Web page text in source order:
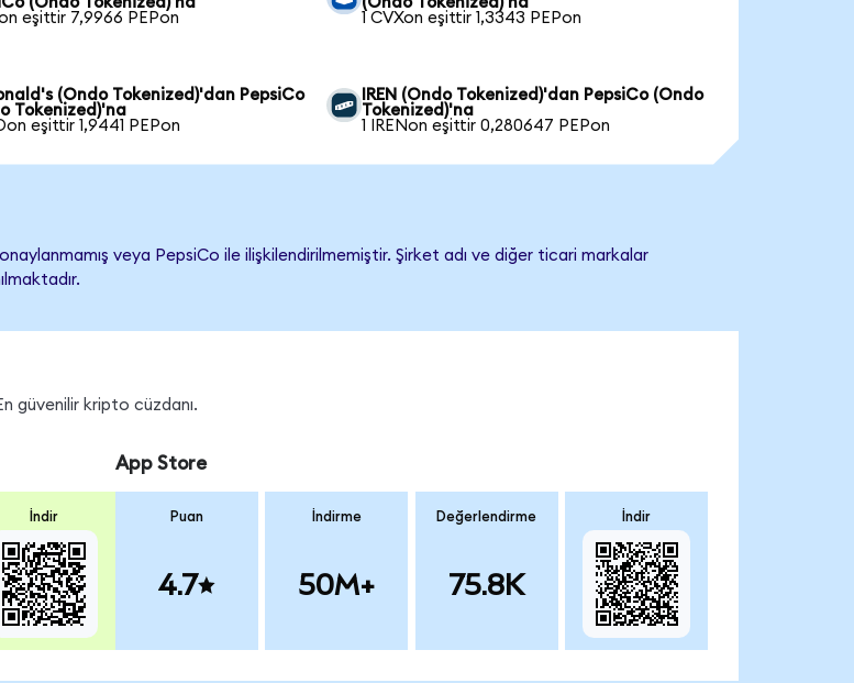
eşittir 7,9966 PEPon
1 CVXon eşittir 1,3343 PEPon
(Ondo Tokenized)'dan PepsiCo
Tokenized)'na
eşittir 1,9441 PEPon
IREN (Ondo Tokenized)'dan PepsiCo (Ondo
Tokenized)'na
1 IRENon eşittir 0,280647 PEPon
veya PepsiCo ile ilişkilendirilmemiştir. Şirket adı ve diğer ticari markalar
güvenilir kripto cüzdanı.
İndir
App Store
Puan
4.7
İndirme
50M+
Değerlendirme
75.8K
İndir